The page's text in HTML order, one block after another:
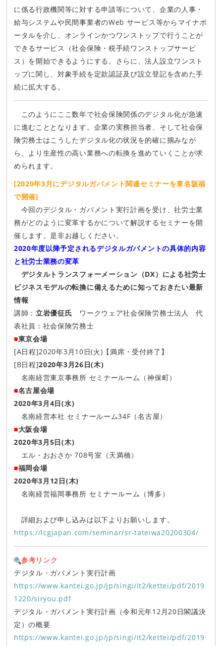
に係る行政機関等に対する申請等について、企業の人事・
給与システムや民間事業者のWeb サービス等からマイナポ
ータルを介し、オンラインかつワンストップで行うことが
できるサービス（社会保険・税手続ワンストップサービ
ス）を開始できるようにする。さらに、法人設立ワンスト
ップに関し、対象手続を定款認証及び設立登記を含めた手
続に拡大する。
このようにここ数年で社会保険関係のデジタル化が急速
に進むこととなります。企業の実務担当者、そして社会保
険労務士はこうしたデジタル化の状況を的確に掴みなが
ら、より生産性の高い業務への転換を進めていくことが求
められます。
[2020年3月にデジタルガバメント関連セミナーを東名阪福
で開催]
今回のデジタル・ガバメント実行計画を受け、社労士業
務がどのように変革するかについて解説するセミナーを開
催します。是非お越しください。
2020年度以降予定されるデジタルガバメントの具体的内容
と社労士業務の変革
デジタルトランスフォーメーション（DX）による社労士
ビジネスモデルの転換に備えるために知っておきたい最新
情報
講師： 立岩優征氏 ワークウェア社会保険労務士法人 代
表社員：社会保険労務士
■東京会場
[A日程]2020年3月10日(火)【満席・受付終了】
[B日程]2020年3月26日(木)
名南経営東京事務所 セミナールーム（神保町）
■名古屋会場
2020年3月4日(水)
名南経営本社 セミナールーム34F（名古屋）
■大阪会場
2020年3月5日(木)
エル・おおさか 708号室（天満橋）
■福岡会場
2020年3月12日(木)
名南経営福岡事務所 セミナールーム（博多）
詳細および申し込みは以下よりお願いします。
https://lcgjapan.com/seminar/sr-tateiwa20200304/
参考リンク
デジタル・ガバメント実行計画
https://www.kantei.go.jp/jp/singi/it2/kettei/pdf/2019
1220/siryou.pdf
デジタル・ガバメント実行計画（令和元年12月20日閣議決
定）の概要
https://www.kantei.go.jp/jp/singi/it2/kettei/pdf/2019